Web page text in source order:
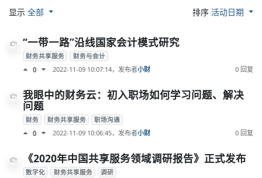
显示 全部 排序活动日期
“一带一路”沿线国家会计模式研究
财务共享服务 财务与会计
0 2022-11-09 10:07:14，发布者小财 0 回复
我眼中的财务云：初入职场如何学习问题、解决
问题
财务 财务共享服务 职场沟通
0 2022-11-09 10:06:45，发布者小财 0 回复
《2020年中国共享服务领域调研报告》正式发布
数字化 财务共享服务 调研